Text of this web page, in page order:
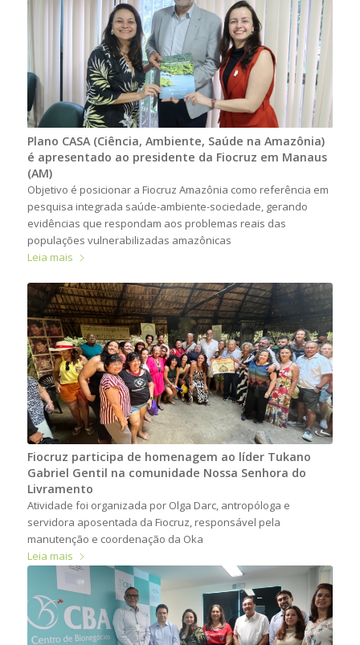
Plano CASA (Ciência, Ambiente, Saúde na Amazônia)
é apresentado ao presidente da Fiocruz em Manaus
(AM)
Objetivo é posicionar a Fiocruz Amazônia como referência em
pesquisa integrada saúde-ambiente-sociedade, gerando
evidências que respondam aos problemas reais das
populações vulnerabilizadas amazônicas
Leia mais
Fiocruz participa de homenagem ao líder Tukano
Gabriel Gentil na comunidade Nossa Senhora do
Livramento
Atividade foi organizada por Olga Darc, antropóloga e
servidora aposentada da Fiocruz, responsável pela
manutenção e coordenação da Oka
Leia mais